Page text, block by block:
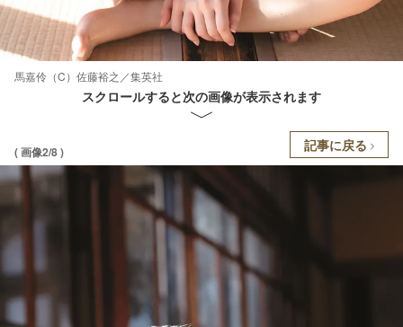
馬嘉伶（C）佐藤裕之／集英社
スクロールすると次の画像が表示されます
( 画像2/8 ) 記事に戻る